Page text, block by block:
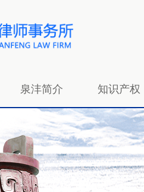
泉沣简介 知识产权